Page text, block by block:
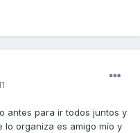
antes para ir todos juntos y
lo organiza es amigo mío y